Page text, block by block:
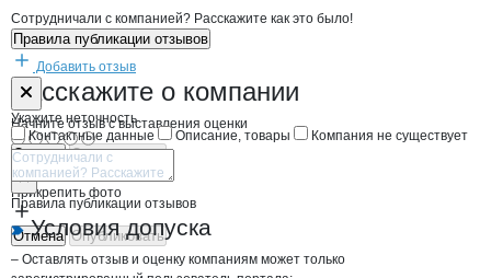
Сотрудничали с компанией? Расскажите как это было!
Правила публикации отзывов
Добавить отзыв
Расскажите о компании
Начните отзыв с выставления оценки
Прикрепить фото
Отмена Опубликовать
Форма обратной связи о неточностях
Укажите неточность
Контактные данные
Описание, товары Компания не существует
Отмена Опубликовать
Правила публикации отзывов
Условия допуска
– Оставлять отзыв и оценку компаниям может только